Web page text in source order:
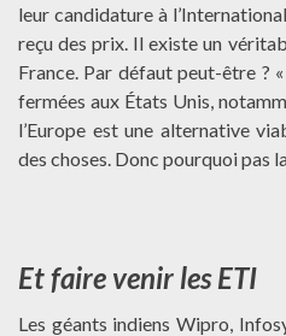
leur candidature à
reçu des prix. Il existe un
France. Par défaut peut-être ?
fermées aux États Unis,
l’Europe est une alternative
des choses. Donc pourquoi pas
Et faire venir les ETI
Les géants indiens Wipro,